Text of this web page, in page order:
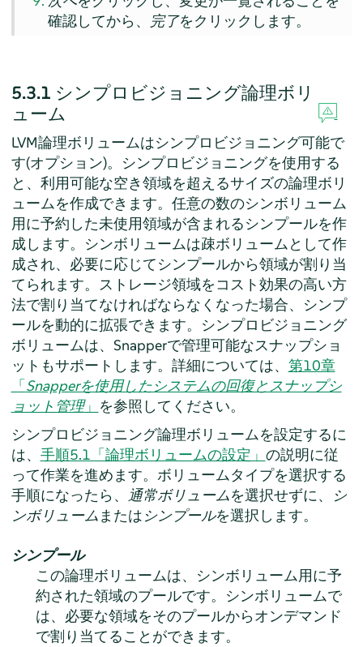
確認してから、 完了をクリックします。
5.3.1 シンプロビジョニング論理ボリ
ューム
LVM論理ボリュームはシンプロビジョニング可能で
す(オプション)。シンプロビジョニングを使用する
と、利用可能な空き領域を超えるサイズの論理ボリ
ュームを作成できます。任意の数のシンボリューム
用に予約した未使用領域が含まれるシンプールを作
成します。シンボリュームは疎ボリュームとして作
成され、必要に応じてシンプールから領域が割り当
てられます。ストレージ領域をコスト効果の高い方
法で割り当てなければならなくなった場合、シンプ
ールを動的に拡張できます。シンプロビジョニング
ボリュームは、Snapperで管理可能なスナップショ
ットもサポートします。詳細については、 第10章
「Snapperを使用したシステムの回復とスナップシ
ョット管理」 を参照してください。
シンプロビジョニング論理ボリュームを設定するに
は、 手順5.1「論理ボリュームの設定」 の説明に従
って作業を進めます。ボリュームタイプを選択する
手順になったら、 通常ボリュームを選択せずに、
シ
ンボリュームまたは シンプールを選択します。
シンプール
この論理ボリュームは、シンボリューム用に予
約された領域のプールです。シンボリュームで
は、必要な領域をそのプールからオンデマンド
で割り当てることができます。